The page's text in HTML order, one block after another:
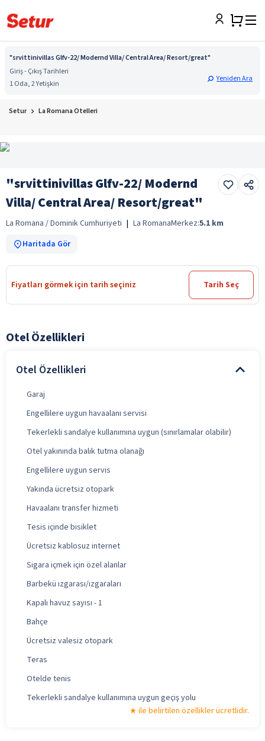
"srvittinivillas Glfv-22/ Modernd Villa/ Central Area/ Resort/great"
Giriş - Çıkış Tarihleri
1 Oda, 2 Yetişkin
Yeniden Ara
Setur La Romana Otelleri
"srvittinivillas Glfv-22/ Modernd
Villa/ Central Area/ Resort/great"
La Romana / Dominik Cumhuriyeti | La RomanaMerkez:5.1 km
Haritada Gör
Fiyatları görmek için tarih seçiniz Tarih Seç
Otel Özellikleri
Otel Özellikleri
Garaj
Engellilere uygun havaalanı servisi
Tekerlekli sandalye kullanımına uygun (sınırlamalar olabilir)
Otel yakınında balık tutma olanağı
Engellilere uygun servis
Yakında ücretsiz otopark
Havaalanı transfer hizmeti
Tesis içinde bisiklet
Ücretsiz kablosuz internet
Sigara içmek için özel alanlar
Barbekü ızgarası/ızgaraları
Kapalı havuz sayısı - 1
Bahçe
Ücretsiz valesiz otopark
Teras
Otelde tenis
Tekerlekli sandalye kullanımına uygun geçiş yolu
ile belirtilen özellikler ücretlidir.